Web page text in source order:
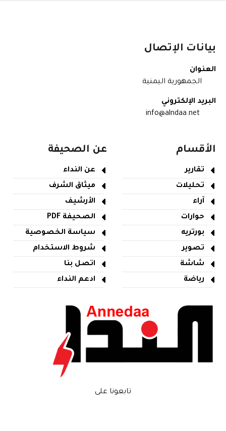
بيانات الإتصال
العنوان
الجمهورية اليمنية
البريد الإلكتروني
info@alndaa.net
الأقسام
تقارير
تحليلات
آراء
حوارات
بورتريه
تصوير
شاشة
رياضة
عن الصحيفة
عن النداء
ميثاق الشرف
الأرشيف
الصحيفة PDF
سياسة الخصوصية
شروط الاستخدام
اتصل بنا
ادعم النداء
تابعونا على